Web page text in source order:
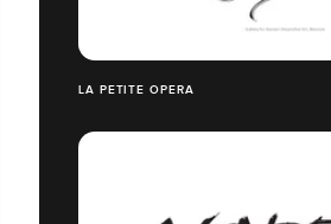
LA PETITE OPERA